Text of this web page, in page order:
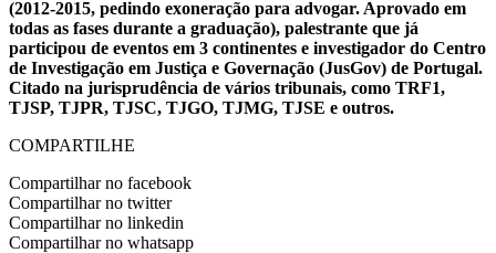
(2012-2015, pedindo exoneração para advogar. Aprovado em
todas as fases durante a graduação), palestrante que já
participou de eventos em 3 continentes e investigador do Centro
de Investigação em Justiça e Governação (JusGov) de Portugal.
Citado na jurisprudência de vários tribunais, como TRF1,
TJSP, TJPR, TJSC, TJGO, TJMG, TJSE e outros.
COMPARTILHE
Compartilhar no facebook
Compartilhar no twitter
Compartilhar no linkedin
Compartilhar no whatsapp